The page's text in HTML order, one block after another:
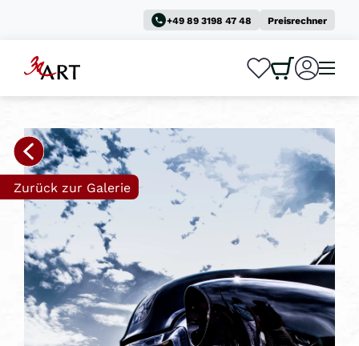
+49 89 3198 47 48 Preisrechner
0
Zurück zur Galerie